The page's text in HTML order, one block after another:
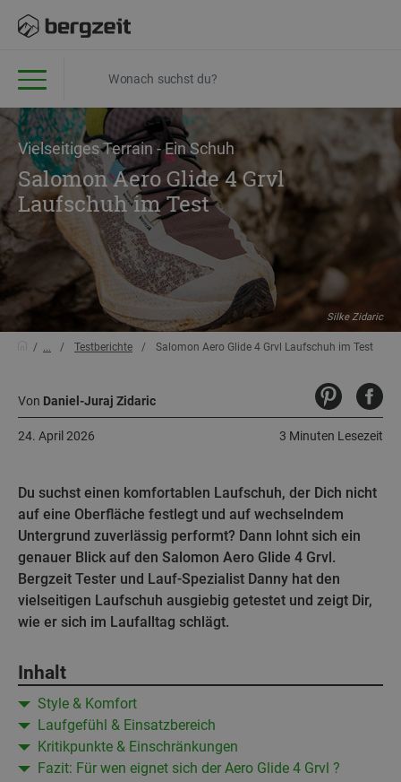
Vielseitiges Terrain - Ein Schuh
Salomon Aero Glide 4 Grvl
Laufschuh im Test
Silke Zidaric
... Testberichte Salomon Aero Glide 4 Grvl Laufschuh im Test
Von Daniel-Juraj Zidaric
3 Minuten Lesezeit
24. April 2026
Du suchst einen komfortablen Laufschuh, der Dich nicht
auf eine Oberfläche festlegt und auf wechselndem
Untergrund zuverlässig performt? Dann lohnt sich ein
genauer Blick auf den Salomon Aero Glide 4 Grvl.
Bergzeit Tester und Lauf-Spezialist Danny hat den
vielseitigen Laufschuh ausgiebig getestet und zeigt Dir,
wie er sich im Laufalltag schlägt.
Inhalt
Style & Komfort
Laufgefühl & Einsatzbereich
Kritikpunkte & Einschränkungen
Fazit: Für wen eignet sich der Aero Glide 4 Grvl ?